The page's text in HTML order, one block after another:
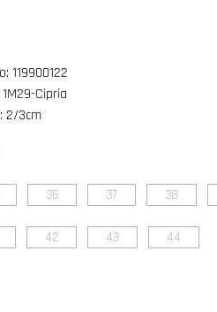
119900122
Cipria
2/3cm
36 37 38
42 43 44